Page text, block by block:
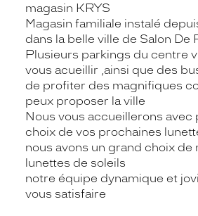
magasin KRYS
Magasin familiale instalé
dans la belle ville de Salon De
Plusieurs parkings du centre
vous acueillir ,ainsi que des
de profiter des magnifiques
peux proposer la ville
Nous vous accueillerons avec
choix de vos prochaines
nous avons un grand choix de
lunettes de soleils
notre équipe dynamique et
vous satisfaire